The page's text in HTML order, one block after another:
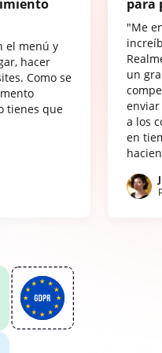
el menú y
hacer
Como se
tienes que
para
"Me
un
a los
en